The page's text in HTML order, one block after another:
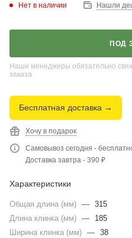
Нет в наличии Нашли
ПОД
Наши менеджеры обязательно
заказа
Бесплатная доставка →
Хочу в подарок
Самовывоз сегодня -
Доставка завтра - 390 ₽
Характеристики
Общая длина (мм) — 315
Длина клинка (мм) —
185
Ширина клинка (мм) — 38